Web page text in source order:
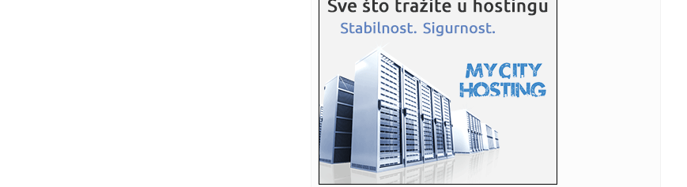
16:59: Treća akontacija poreza na imovinu dospeva za plaćanje
15. apri...
16:59:
finansiranje Info...
16:59:Registrovana prva dva slučaja groznice Zapadnog Nila
ove godine ...
16:56:JANAF i MOL potpisali ugovor: Više od dva miliona tona
nafte
16:55:Ukrajina u kritičnom nedostaku protivvazdušne odbrane